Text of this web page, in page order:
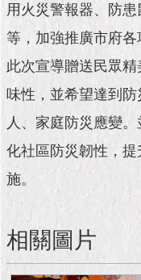
景
及
成
果
市
政
料
館
現
臺
北
用火災警報器、防
等，加強推廣市府各
此次宣導贈送民眾
味性，並希望達到
人、家庭防災應變
化社區防災韌性，
施。
相關圖片